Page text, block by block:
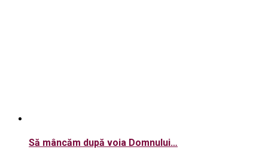
Să mâncăm după voia Domnului…